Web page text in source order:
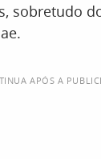
sobretudo
APÓS A